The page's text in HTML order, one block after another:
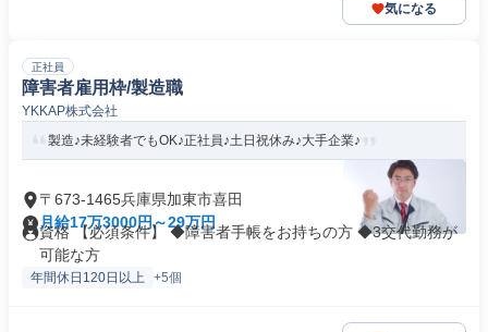
気になる
正社員
障害者雇用枠/製造職
YKKAP株式会社
製造♪未経験者でもOK♪正社員♪土日祝休み♪大手企業♪
〒673-1465兵庫県加東市喜田
月給17万3000円～29万円
資格 【必須条件】 ◆障害者手帳をお持ちの方 ◆3交代勤務が
可能な方
年間休日120日以上 +5個